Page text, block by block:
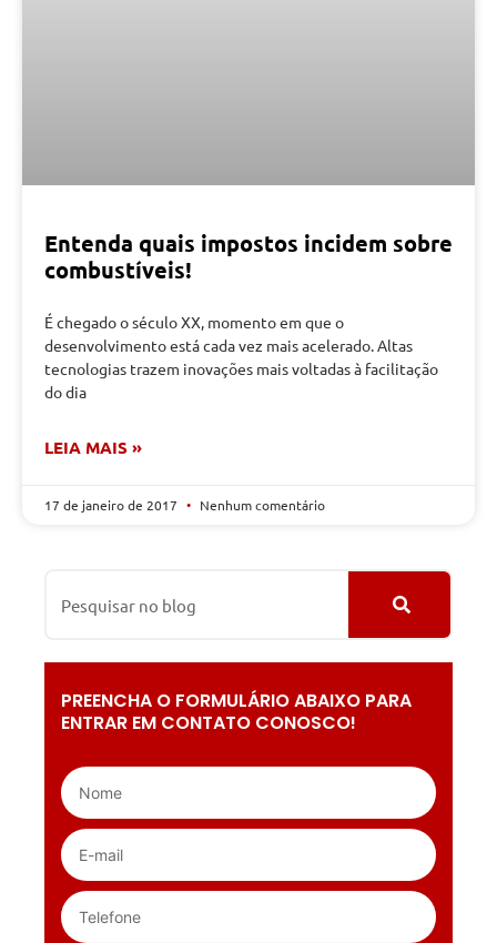
Entenda quais impostos incidem sobre
combustíveis!
É chegado o século XX, momento em que o
desenvolvimento está cada vez mais acelerado. Altas
tecnologias trazem inovações mais voltadas à facilitação
do dia
LEIA MAIS »
17 de janeiro de 2017 Nenhum comentário
PREENCHA O FORMULÁRIO ABAIXO PARA
ENTRAR EM CONTATO CONOSCO!